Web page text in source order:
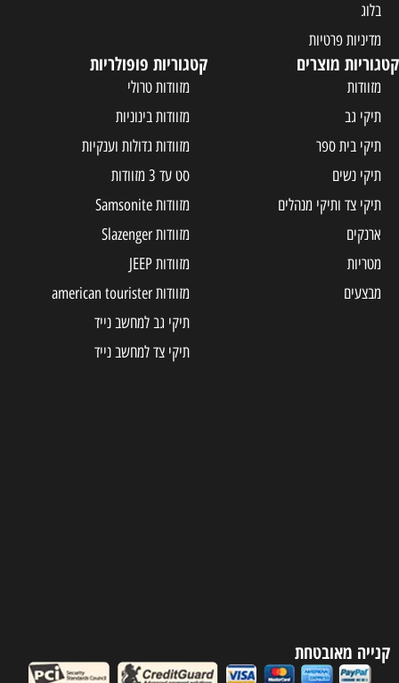
בלוג
מדיניות פרטיות
קטגוריות מוצרים
מזוודות
תיקי גב
תיקי בית ספר
תיקי נשים
תיקי צד ותיקי מנהלים
ארנקים
מטריות
מבצעים
קטגוריות פופולריות
מזוודות טרולי
מזוודות בינוניות
מזוודות גדולות וענקיות
סט עד 3 מזוודות
מזוודות Samsonite
מזוודות Slazenger
מזוודות JEEP
מזוודות american tourister
תיקי גב למחשב נייד
תיקי צד למחשב נייד
קנייה מאובטחת